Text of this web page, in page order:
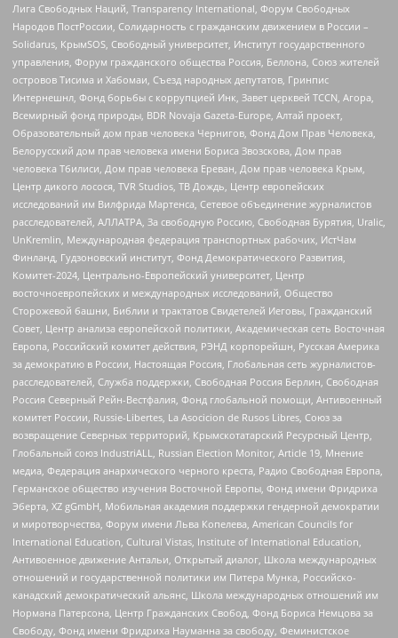
Лига Свободных Наций, Transparеncy International, Форум Свободных
Народов ПостРоссии, Солидарность с гражданским движением в России –
Solidarus, КрымSOS, Свободный университет, Институт государственного
управления, Форум гражданского общества Россия, Беллона, Союз жителей
островов Тисима и Хабомаи, Съезд народных депутатов, Гринпис
Интернешнл, Фонд борьбы с коррупцией Инк, Завет церквей TCCN, Агора,
Всемирный фонд природы, BDR Novaja Gazeta-Europe, Алтай проект,
Образовательный дом прав человека Чернигов, Фонд Дом Прав Человека,
Белорусский дом прав человека имени Бориса Звозскова, Дом прав
человека Тбилиси, Дом прав человека Ереван, Дом прав человека Крым,
Центр дикого лосося, TVR Studios, ТВ Дождь, Центр европейских
исследований им Вилфрида Мартенса, Сетевое объединение журналистов
расследователей, АЛЛАТРА, За свободную Россию, Свободная Бурятия, Uralic,
UnKremlin, Международная федерация транспортных рабочих, ИстЧам
Финланд, Гудзоновский институт, Фонд Демократического Развития,
Комитет-2024, Центрально-Европейский университет, Центр
восточноевропейских и международных исследований, Общество
Сторожевой башни, Библии и трактатов Свидетелей Иеговы, Гражданский
Совет, Центр анализа европейской политики, Академическая сеть Восточная
Европа, Российский комитет действия, РЭНД корпорейшн, Русская Америка
за демократию в России, Настоящая Россия, Глобальная сеть журналистов-
расследователей, Служба поддержки, Свободная Россия Берлин, Свободная
Россия Северный Рейн-Вестфалия, Фонд глобальной помощи, Антивоенный
комитет России, Russie-Libertes, La Asocicion de Rusos Libres, Союз за
возвращение Северных территорий, Крымскотатарский Ресурсный Центр,
Глобальный союз IndustriALL, Russian Election Monitor, Article 19, Мнение
медиа, Федерация анархического черного креста, Радио Свободная Европа,
Германское общество изучения Восточной Европы, Фонд имени Фридриха
Эберта, XZ gGmbH, Мобильная академия поддержки гендерной демократии
и миротворчества, Форум имени Льва Копелева, American Councils for
International Education, Cultural Vistas, Institute of International Education,
Антивоенное движение Антальи, Открытый диалог, Школа международных
отношений и государственной политики им Питера Мунка, Российско-
канадский демократический альянс, Школа международных отношений им
Нормана Патерсона, Центр Гражданских Свобод, Фонд Бориса Немцова за
Свободу, Фонд имени Фридриха Науманна за свободу, Феминистское